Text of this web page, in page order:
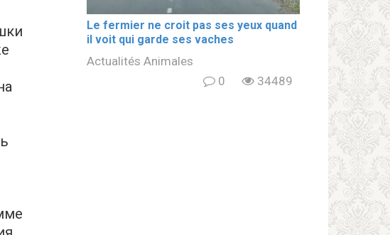
Le fermier ne croit pas ses yeux quand
il voit qui garde ses vaches
Actualités Animales
0
34489